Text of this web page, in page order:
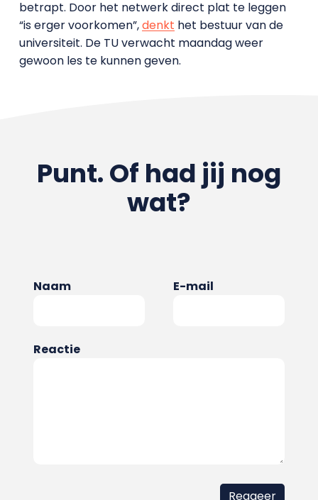
betrapt. Door het netwerk direct plat te leggen
“is erger voorkomen”,denkt het bestuur van de
universiteit. De TU verwacht maandag weer
gewoon les te kunnen geven.
Punt. Of had jij nog
wat?
Naam E-mail
Reactie